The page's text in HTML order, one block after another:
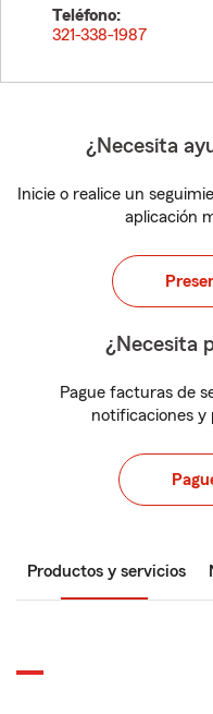
Teléfono:
321-338-1987
¿Necesita
Inicie o realice un
aplicación
¿Necesita
Pague facturas de
notificaciones y
Productos y servicios